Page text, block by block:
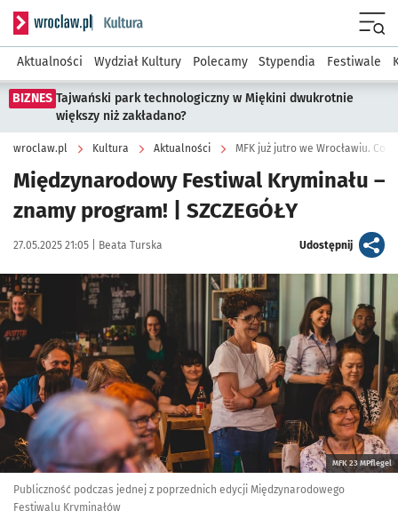
Serwis informacyjny wroclaw.pl podserwis: Kultura
Aktualności Wydział Kultury Polecamy Stypendia Festiwale
BIZNES Tajwański park technologiczny w Miękini dwukrotnie
większy niż zakładano?
wroclaw.pl Kultura Aktualności MFK już jutro we Wrocławiu. Co
Międzynarodowy Festiwal Kryminału –
znamy program! | SZCZEGÓŁY
Data publikacji:
27.05.2025 21:05 | Autor:
Beata Turska Udostępnijartykuł
Kliknij, aby powiększyć
MFK 23 MPflegel
Publiczność podczas jednej z poprzednich edycji Międzynarodowego
Festiwalu Kryminałów